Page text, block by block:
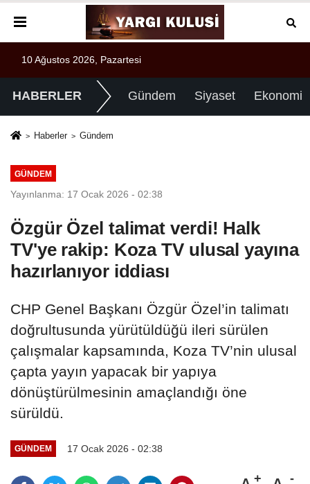
10 Ağustos 2026, Pazartesi
HABERLER Gündem Siyaset Ekonomi
Haberler Gündem
GÜNDEM
Yayınlanma: 17 Ocak 2026 - 02:38
Özgür Özel talimat verdi! Halk
TV'ye rakip: Koza TV ulusal yayına
hazırlanıyor iddiası
CHP Genel Başkanı Özgür Özel’in talimatı
doğrultusunda yürütüldüğü ileri sürülen
çalışmalar kapsamında, Koza TV’nin ulusal
çapta yayın yapacak bir yapıya
dönüştürülmesinin amaçlandığı öne
sürüldü.
GÜNDEM 17 Ocak 2026 - 02:38